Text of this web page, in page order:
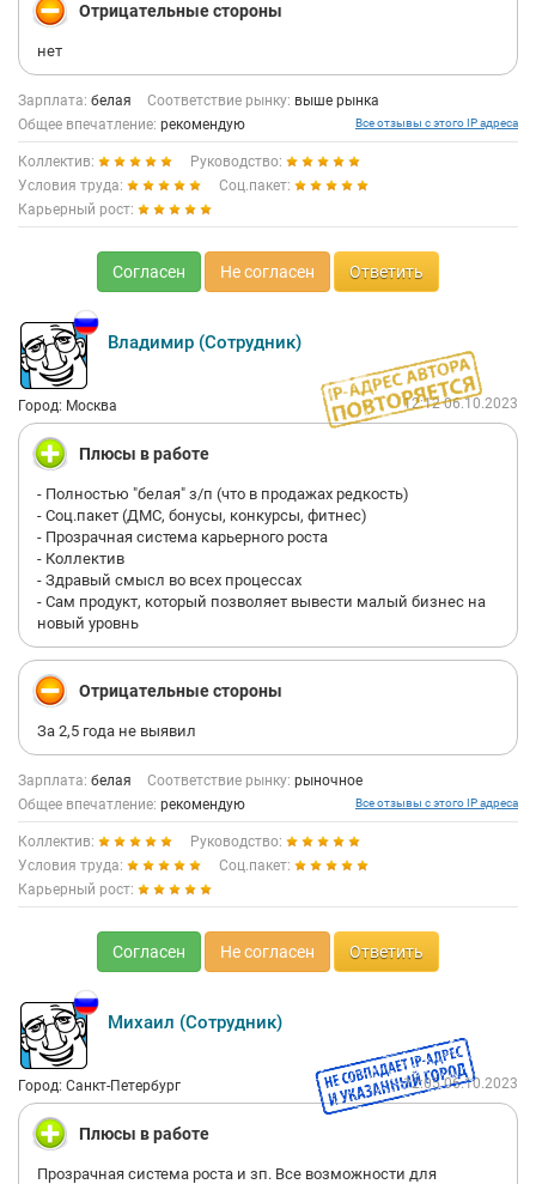
Отрицательные стороны
нет
Зарплата: белая Соответствие рынку: выше рынка
Общее впечатление: рекомендую Все отзывы с этого IP адреса
Коллектив:
Руководство:
Условия труда:
Соц.пакет:
Карьерный рост:
Согласен Не согласен Ответить
Владимир (Сотрудник)
Город: Москва 12:12 06.10.2023
Плюсы в работе
- Полностью "белая" з/п (что в продажах редкость)
- Соц.пакет (ДМС, бонусы, конкурсы, фитнес)
- Прозрачная система карьерного роста
- Коллектив
- Здравый смысл во всех процессах
- Сам продукт, который позволяет вывести малый бизнес на
новый уровнь
Отрицательные стороны
За 2,5 года не выявил
Зарплата: белая Соответствие рынку: рыночное
Общее впечатление: рекомендую Все отзывы с этого IP адреса
Коллектив:
Руководство:
Условия труда:
Соц.пакет:
Карьерный рост:
Согласен Не согласен Ответить
Михаил (Сотрудник)
Город: Санкт-Петербург 12:05 06.10.2023
Плюсы в работе
Прозрачная система роста и зп. Все возможности для